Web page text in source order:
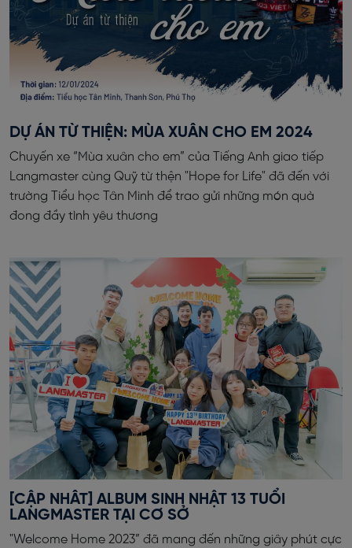
DỰ ÁN TỪ THIỆN: MÙA XUÂN CHO EM 2024
Chuyến xe “Mùa xuân cho em” của Tiếng Anh giao tiếp
Langmaster cùng Quỹ từ thện "Hope for Life" đã đến với
trường Tiểu học Tân Minh để trao gửi những món quà
đong đầy tình yêu thương
[CẬP NHÂT] ALBUM SINH NHẬT 13 TUỔI
LANGMASTER TẠI CƠ SỞ
"Welcome Home 2023” đã mang đến những giây phút cực